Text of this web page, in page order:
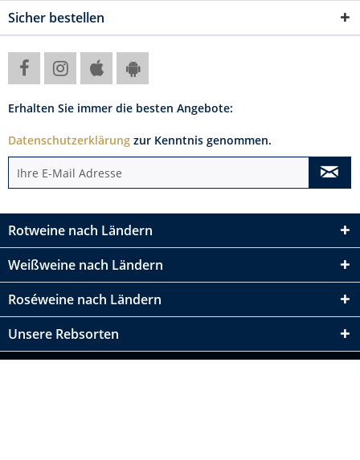
Sicher bestellen
Erhalten Sie immer die besten Angebote:
Datenschutzerklärung zur Kenntnis genommen.
Rotweine nach Ländern
Weißweine nach Ländern
Roséweine nach Ländern
Unsere Rebsorten